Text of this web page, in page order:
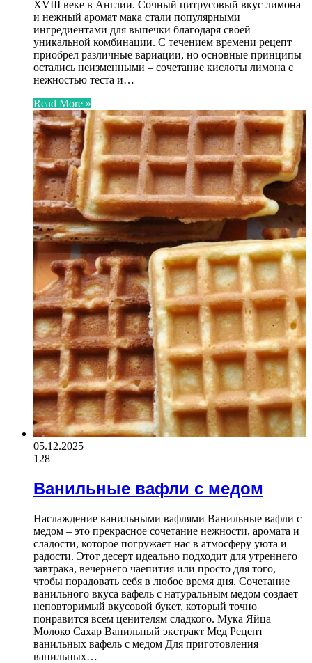
XVIII веке в Англии. Сочный цитрусовый вкус лимона
и нежный аромат мака стали популярными
ингредиентами для выпечки благодаря своей
уникальной комбинации. С течением времени рецепт
приобрел различные вариации, но основные принципы
остались неизменными – сочетание кислоты лимона с
нежностью теста и…
Read More »
05.12.2025
128
Ванильные вафли с медом
Наслаждение ванильными вафлями Ванильные вафли с
медом – это прекрасное сочетание нежности, аромата и
сладости, которое погружает нас в атмосферу уюта и
радости. Этот десерт идеально подходит для утреннего
завтрака, вечернего чаепития или просто для того,
чтобы порадовать себя в любое время дня. Сочетание
ванильного вкуса вафель с натуральным медом создает
неповторимый вкусовой букет, который точно
понравится всем ценителям сладкого. Мука Яйца
Молоко Сахар Ванильный экстракт Мед Рецепт
ванильных вафель с медом Для приготовления
ванильных…